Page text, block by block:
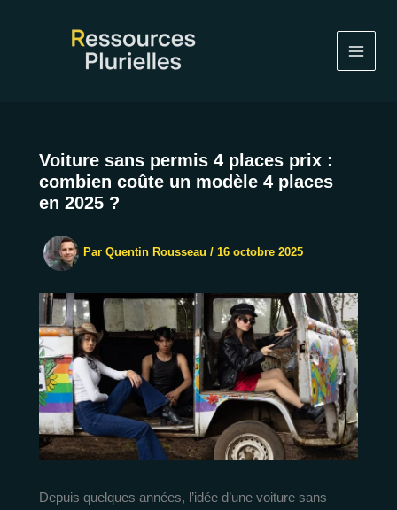
Voiture sans permis 4 places prix :
combien coûte un modèle 4 places
en 2025 ?
Par Quentin Rousseau / 16 octobre 2025
Depuis quelques années, l’idée d’une voiture sans